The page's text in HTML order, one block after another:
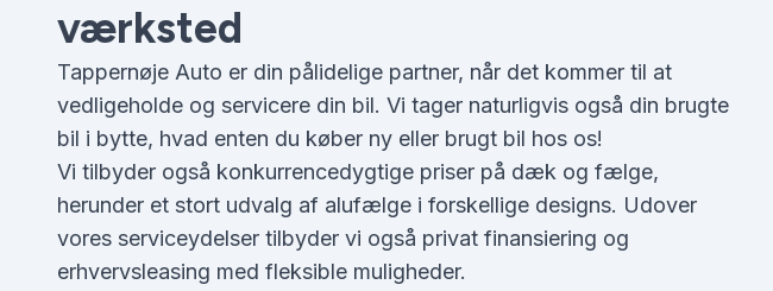
værksted
Tappernøje Auto er din pålidelige partner, når det kommer til at
vedligeholde og servicere din bil. Vi tager naturligvis også din brugte
bil i bytte, hvad enten du køber ny eller brugt bil hos os!
Vi tilbyder også konkurrencedygtige priser på dæk og fælge,
herunder et stort udvalg af alufælge i forskellige designs. Udover
vores serviceydelser tilbyder vi også privat finansiering og
erhvervsleasing med fleksible muligheder.